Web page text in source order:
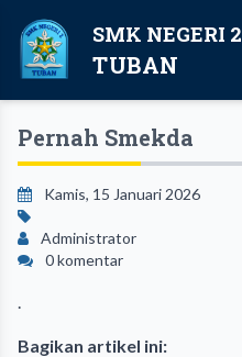
SMK NEGERI 2
TUBAN
Pernah Smekda
Kamis, 15 Januari 2026
Administrator
0 komentar
Bagikan artikel ini: